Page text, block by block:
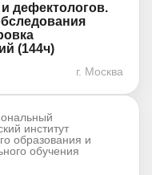
дефектологов.
(144ч)
г. Москва
институт
образования и
обучения